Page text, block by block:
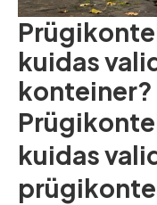
kuidas
konteiner?
kuidas